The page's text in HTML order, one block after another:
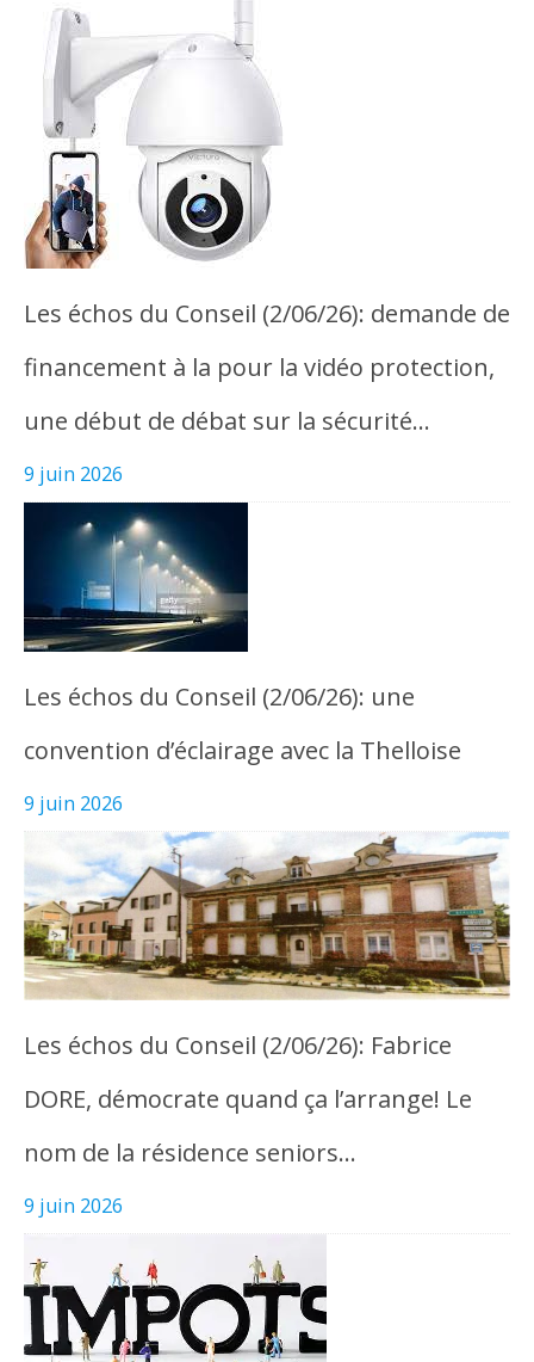
Les échos du Conseil (2/06/26): demande de
financement à la pour la vidéo protection,
une début de débat sur la sécurité…
9 juin 2026
Les échos du Conseil (2/06/26): une
convention d’éclairage avec la Thelloise
9 juin 2026
Les échos du Conseil (2/06/26): Fabrice
DORE, démocrate quand ça l’arrange! Le
nom de la résidence seniors…
9 juin 2026